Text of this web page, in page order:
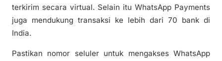
terkirim secara virtual. Selain itu WhatsApp Payments
juga mendukung transaksi ke lebih dari 70 bank di
India.
Pastikan nomor seluler untuk mengakses WhatsApp